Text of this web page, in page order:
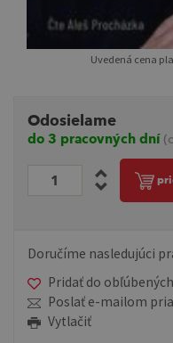
Uvedená cena
Odosielame
do 3 pracovných dní
Doručíme nasledujúci
Pridať do obľúbených
Poslať e-mailom
Vytlačiť